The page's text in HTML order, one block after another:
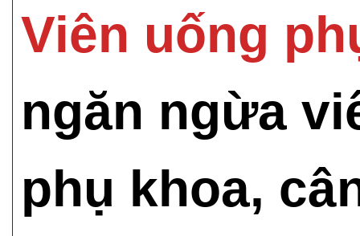
Viên uống
ngăn ngừa
phụ khoa,